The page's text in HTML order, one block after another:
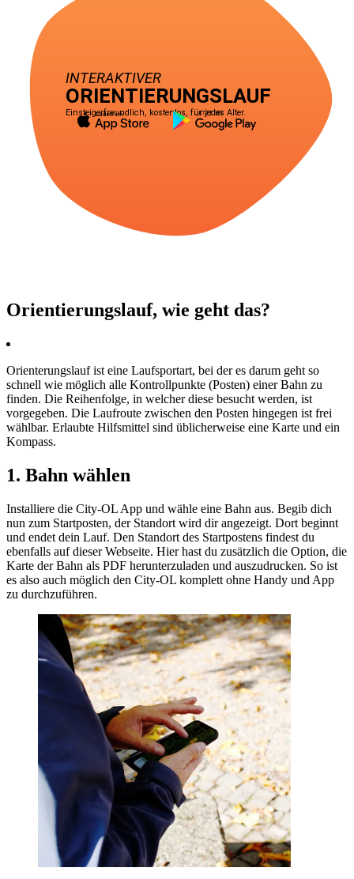
INTERAKTIVER
ORIENTIERUNGSLAUF
Einsteigerfreundlich, kostenlos, für jedes Alter.
Orientierungslauf, wie geht das?
Orienterungslauf ist eine Laufsportart, bei der es darum geht so
schnell wie möglich alle Kontrollpunkte (Posten) einer Bahn zu
finden. Die Reihenfolge, in welcher diese besucht werden, ist
vorgegeben. Die Laufroute zwischen den Posten hingegen ist frei
wählbar. Erlaubte Hilfsmittel sind üblicherweise eine Karte und ein
Kompass.
1. Bahn wählen
Installiere die City-OL App und wähle eine Bahn aus. Begib dich
nun zum Startposten, der Standort wird dir angezeigt. Dort beginnt
und endet dein Lauf. Den Standort des Startpostens findest du
ebenfalls auf dieser Webseite. Hier hast du zusätzlich die Option, die
Karte der Bahn als PDF herunterzuladen und auszudrucken. So ist
es also auch möglich den City-OL komplett ohne Handy und App
zu durchzuführen.